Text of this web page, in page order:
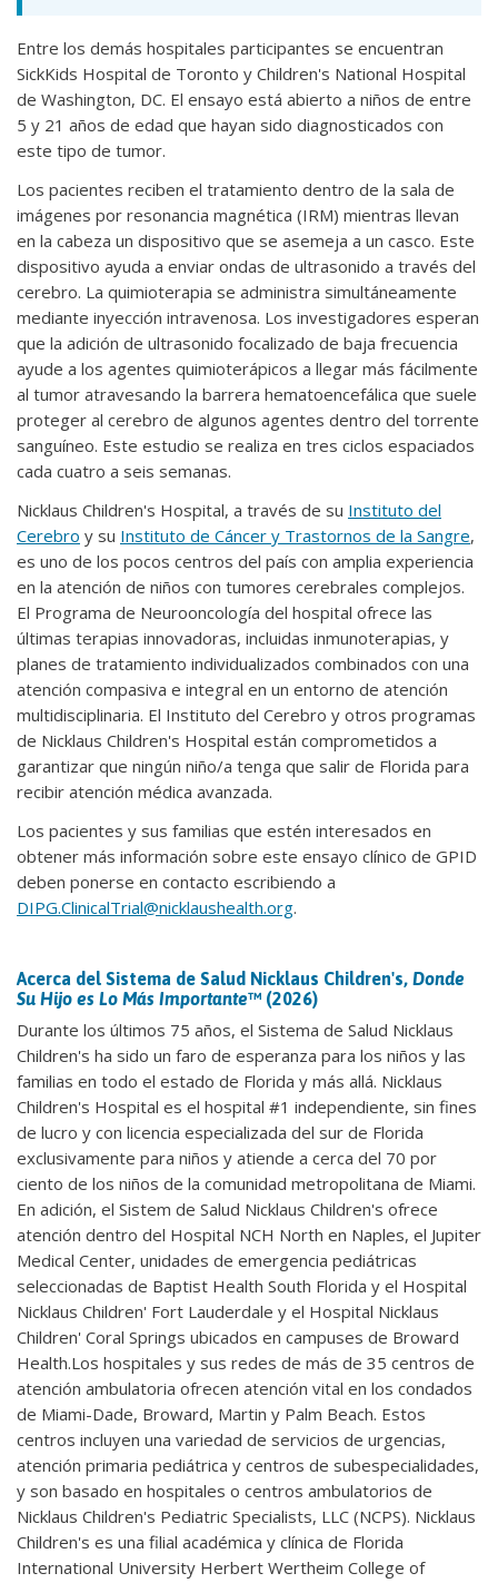
Entre los demás hospitales participantes se encuentran
SickKids Hospital de Toronto y Children's National Hospital
de Washington, DC. El ensayo está abierto a niños de entre
5 y 21 años de edad que hayan sido diagnosticados con
este tipo de tumor.
Los pacientes reciben el tratamiento dentro de la sala de
imágenes por resonancia magnética (IRM) mientras llevan
en la cabeza un dispositivo que se asemeja a un casco. Este
dispositivo ayuda a enviar ondas de ultrasonido a través del
cerebro. La quimioterapia se administra simultáneamente
mediante inyección intravenosa. Los investigadores esperan
que la adición de ultrasonido focalizado de baja frecuencia
ayude a los agentes quimioterápicos a llegar más fácilmente
al tumor atravesando la barrera hematoencefálica que suele
proteger al cerebro de algunos agentes dentro del torrente
sanguíneo. Este estudio se realiza en tres ciclos espaciados
cada cuatro a seis semanas.
Nicklaus Children's Hospital, a través de su Instituto del
Cerebro y su Instituto de Cáncer y Trastornos de la Sangre,
es uno de los pocos centros del país con amplia experiencia
en la atención de niños con tumores cerebrales complejos.
El Programa de Neurooncología del hospital ofrece las
últimas terapias innovadoras, incluidas inmunoterapias, y
planes de tratamiento individualizados combinados con una
atención compasiva e integral en un entorno de atención
multidisciplinaria. El Instituto del Cerebro y otros programas
de Nicklaus Children's Hospital están comprometidos a
garantizar que ningún niño/a tenga que salir de Florida para
recibir atención médica avanzada.
Los pacientes y sus familias que estén interesados en
obtener más información sobre este ensayo clínico de GPID
deben ponerse en contacto escribiendo a
DIPG.ClinicalTrial@nicklaushealth.org.
Acerca del Sistema de Salud Nicklaus Children's, Donde
Su Hijo es Lo Más Importante™ (2026)
Durante los últimos 75 años, el Sistema de Salud Nicklaus
Children's ha sido un faro de esperanza para los niños y las
familias en todo el estado de Florida y más allá. Nicklaus
Children's Hospital es el hospital #1 independiente, sin fines
de lucro y con licencia especializada del sur de Florida
exclusivamente para niños y atiende a cerca del 70 por
ciento de los niños de la comunidad metropolitana de Miami.
En adición, el Sistem de Salud Nicklaus Children's ofrece
atención dentro del Hospital NCH North en Naples, el Jupiter
Medical Center, unidades de emergencia pediátricas
seleccionadas de Baptist Health South Florida y el Hospital
Nicklaus Children' Fort Lauderdale y el Hospital Nicklaus
Children' Coral Springs ubicados en campuses de Broward
Health.Los hospitales y sus redes de más de 35 centros de
atención ambulatoria ofrecen atención vital en los condados
de Miami-Dade, Broward, Martin y Palm Beach. Estos
centros incluyen una variedad de servicios de urgencias,
atención primaria pediátrica y centros de subespecialidades,
y son basado en hospitales o centros ambulatorios de
Nicklaus Children's Pediatric Specialists, LLC (NCPS). Nicklaus
Children's es una filial académica y clínica de Florida
International University Herbert Wertheim College of